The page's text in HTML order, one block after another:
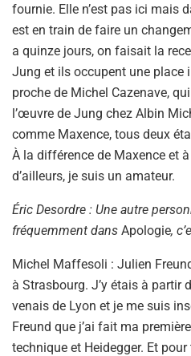
fournie. Elle n’est pas ici mais
est en train de faire un
a quinze jours, on faisait la
Jung et ils occupent une place
proche de Michel Cazenave,
l’œuvre de Jung chez Albin
comme Maxence, tous deux
À la différence de Maxence et
d’ailleurs, je suis un amateur.
Éric Desordre : Une autre
fréquemment dans Apologie,
Michel Maffesoli : Julien
à Strasbourg. J’y étais à partir
venais de Lyon et je me suis
Freund que j’ai fait ma
technique et Heidegger. Et